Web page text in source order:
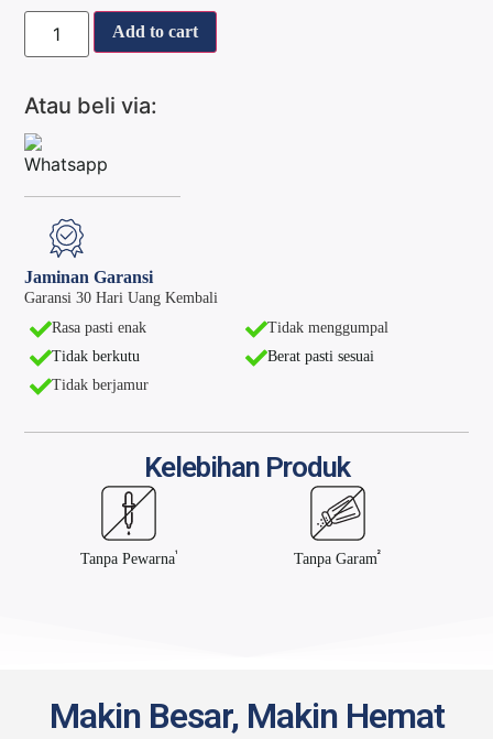
Add to cart
Atau beli via:
Jaminan Garansi
Garansi 30 Hari Uang Kembali
Rasa pasti enak
Tidak berkutu
Tidak berjamur
Tidak menggumpal
Berat pasti sesuai
Kelebihan Produk
Tanpa Pewarna¹ Tanpa Garam²
Makin Besar, Makin Hemat